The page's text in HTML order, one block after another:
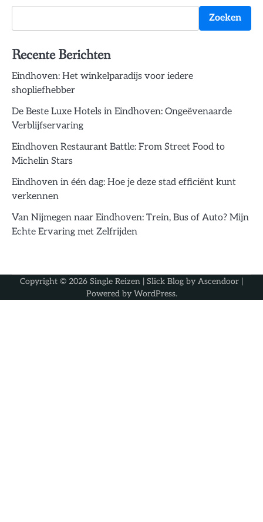
Zoeken
Recente Berichten
Eindhoven: Het winkelparadijs voor iedere
shopliefhebber
De Beste Luxe Hotels in Eindhoven: Ongeëvenaarde
Verblijfservaring
Eindhoven Restaurant Battle: From Street Food to
Michelin Stars
Eindhoven in één dag: Hoe je deze stad efficiënt kunt
verkennen
Van Nijmegen naar Eindhoven: Trein, Bus of Auto? Mijn
Echte Ervaring met Zelfrijden
Copyright © 2026 Single Reizen | Slick Blog by Ascendoor |
Powered by WordPress.